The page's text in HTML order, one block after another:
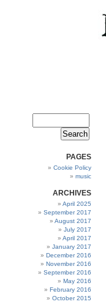
PAGES
Cookie Policy
music
ARCHIVES
April 2025
September 2017
August 2017
July 2017
April 2017
January 2017
December 2016
November 2016
September 2016
May 2016
February 2016
October 2015